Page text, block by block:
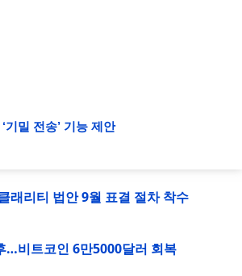
기밀 전송’ 기능 제안
래리티 법안 9월 표결 절차 착수
…비트코인 6만5000달러 회복